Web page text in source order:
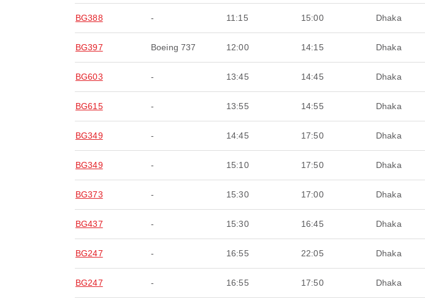
BG388 - 11:15 15:00 Dhaka
BG397 Boeing 737 12:00 14:15 Dhaka
BG603 - 13:45 14:45 Dhaka
BG615 - 13:55 14:55 Dhaka
BG349 - 14:45 17:50 Dhaka
BG349 - 15:10 17:50 Dhaka
BG373 - 15:30 17:00 Dhaka
BG437 - 15:30 16:45 Dhaka
BG247 - 16:55 22:05 Dhaka
BG247 - 16:55 17:50 Dhaka